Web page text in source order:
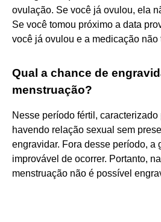
ovulação. Se você já ovulou, ela
Se você tomou próximo a data
você já ovulou e a medicação não
Qual a chance de
menstruação?
Nesse período fértil, caracterizado
havendo relação sexual sem
engravidar. Fora desse período, a
improvável de ocorrer. Portanto,
menstruação não é possível